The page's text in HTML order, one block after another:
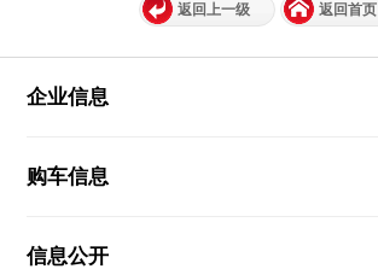
返回上一级 返回首页
企业信息
购车信息
信息公开